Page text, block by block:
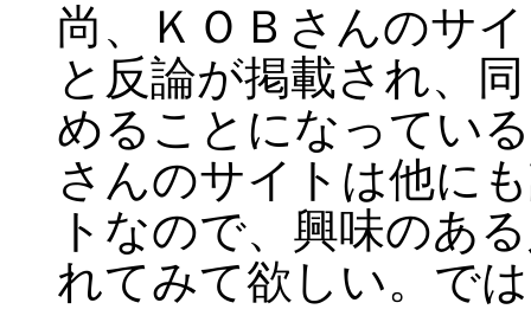
尚、ＫＯＢさんのサ
と反論が掲載され、
めることになってい
さんのサイトは他に
トなので、興味のあ
れてみて欲しい。で